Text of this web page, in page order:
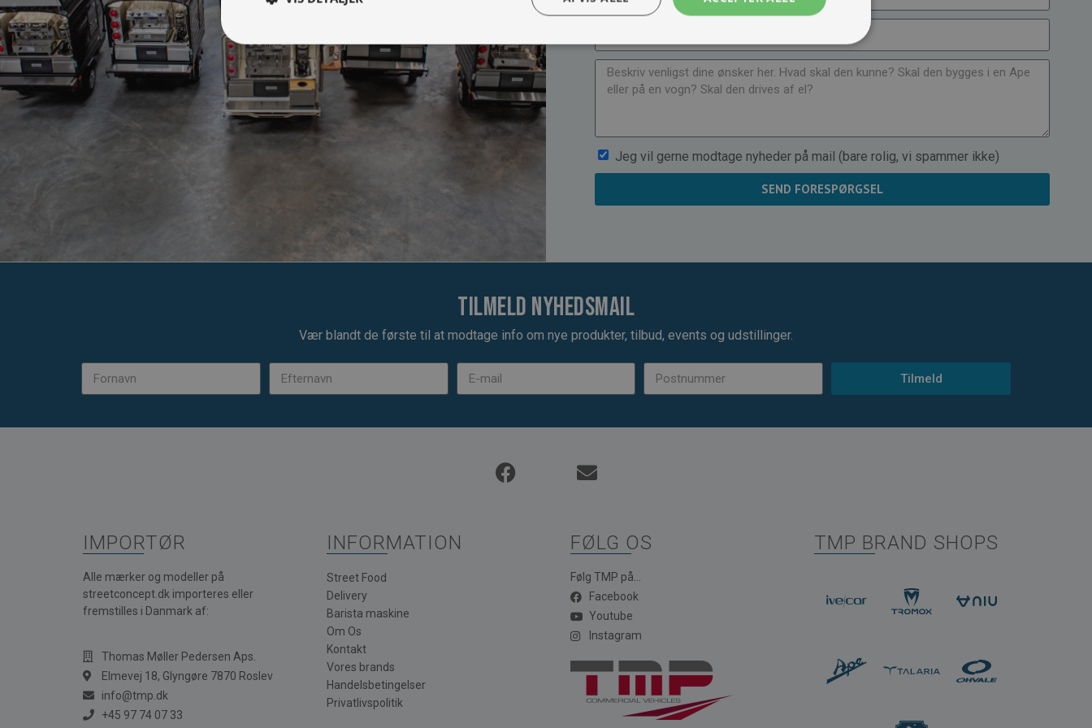
Jeg vil gerne modtage nyheder på mail (bare rolig, vi spammer ikke)
SEND FORESPØRGSEL
Tilmeld nyhedsmail
Vær blandt de første til at modtage info om nye produkter, tilbud, events og udstillinger.
Tilmeld
IMPORTØR
Alle mærker og modeller på
streetconcept.dk importeres eller
fremstilles i Danmark af:
Thomas Møller Pedersen Aps.
Elmevej 18, Glyngøre 7870 Roslev
info@tmp.dk
+45 97 74 07 33
INFORMATION
Street Food
Delivery
Barista maskine
Om Os
Kontakt
Vores brands
Handelsbetingelser
Privatlivspolitik
FØLG OS
Følg TMP på...
Facebook
Youtube
Instagram
TMP BRAND SHOPS